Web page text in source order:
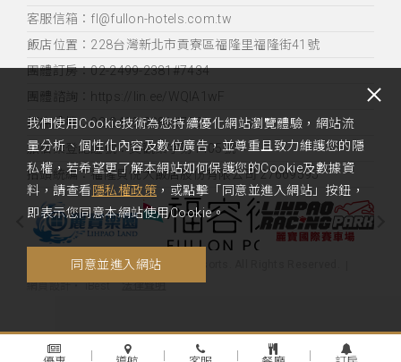
客服信箱：fl@fullon-hotels.com.tw
飯店位置： 228台灣新北市貢寮區福隆里福隆街41號
團體訂房：02-2499-2381#7434
團體諮詢：https://lin.ee/WQIA1wF
訂席分機：02-2499-2381#7361
旅宿業登記證號：交觀業字第1405號
抬頭統編：福隆貝悅大飯店股份有限公司 27669595
Copyright 2020 Fullon Hotels & Resorts. All Rights Reserved.
網頁設計‧iBest 法律聲明
我們使用Cookie技術為您持續優化網站瀏覽體驗，網站流
量分析、個性化內容及數位廣告，並尊重且致力維護您的隱
私權，若希望更了解本網站如何保護您的Cookie及數據資
料，請查看 隱私權政策 ，或點擊「同意並進入網站」按鈕，
即表示您同意本網站使用Cookie。
同意並進入網站